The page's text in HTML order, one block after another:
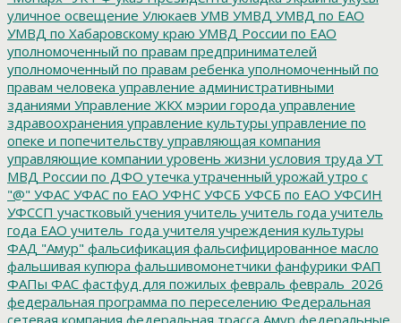
уличное освещение Улюкаев УМВ УМВД УМВД по ЕАО
УМВД по Хабаровскому краю УМВД России по ЕАО
уполномоченный по правам предпринимателей
уполномоченный по правам ребенка уполномоченный по
правам человека управление административными
зданиями Управление ЖКХ мэрии города управление
здравоохранения управление культуры управление по
опеке и попечительству управляющая компания
управляющие компании уровень жизни условия труда УТ
МВД России по ДФО утечка утраченный урожай утро с
"@" УФАС УФАС по ЕАО УФНС УФСБ УФСБ по ЕАО УФСИН
УФССП участковый учения учитель учитель года учитель
года ЕАО учитель_года учителя учреждения культуры
ФАД "Амур" фальсификация фальсифицированное масло
фальшивая купюра фальшивомонетчики фанфурики ФАП
ФАПы ФАС фастфуд для пожилых февраль февраль_2026
федеральная программа по переселению Федеральная
сетевая компания федеральная трасса Амур федеральные